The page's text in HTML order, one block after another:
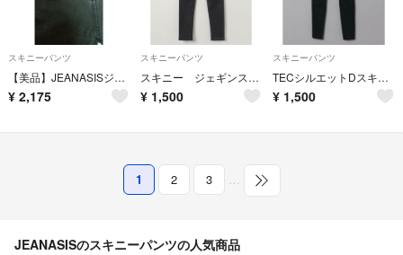
スキニーパンツ
【美品】JEANASISジーンズ ブラック
¥ 2,175
スキニーパンツ
スキニー ジェギンス セット
¥ 1,500
スキニーパンツ
TECシルエットDスキニー
¥ 1,500
1 2 3 …
JEANASISのスキニーパンツの人気商品